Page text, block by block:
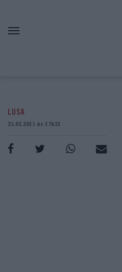
LUSA
25.02.2015 às 17h21